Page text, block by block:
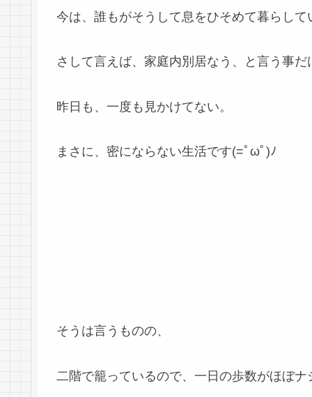
今は、誰もがそうして息をひそめて暮らして
さして言えば、家庭内別居なう、と言う事だ
昨日も、一度も見かけてない。
まさに、密にならない生活です(=ﾟωﾟ)ﾉ
そうは言うものの、
二階で籠っているので、一日の歩数がほぼナ